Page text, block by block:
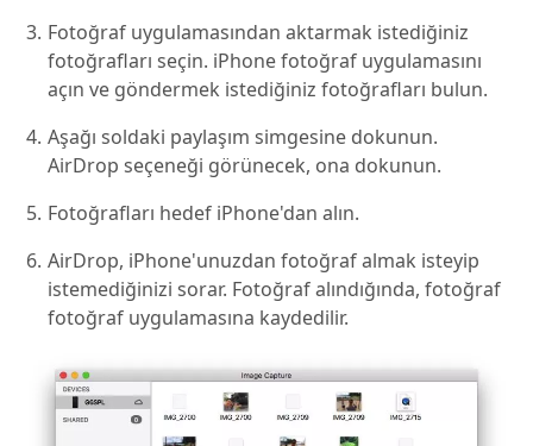
Fotoğraf uygulamasından aktarmak istediğiniz
fotoğrafları seçin. iPhone fotoğraf uygulamasını
açın ve göndermek istediğiniz fotoğrafları bulun.
Aşağı soldaki paylaşım simgesine dokunun.
AirDrop seçeneği görünecek, ona dokunun.
Fotoğrafları hedef iPhone'dan alın.
AirDrop, iPhone'unuzdan fotoğraf almak isteyip
istemediğinizi sorar. Fotoğraf alındığında, fotoğraf
fotoğraf uygulamasına kaydedilir.